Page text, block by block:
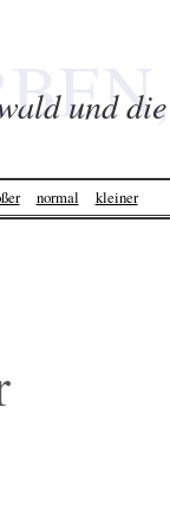
&
-
und die
normal kleiner